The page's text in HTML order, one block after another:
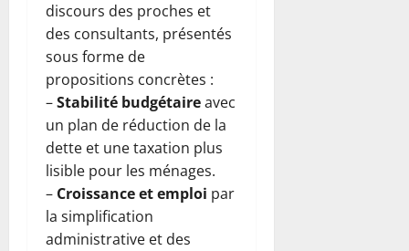
discours des proches et
des consultants, présentés
sous forme de
propositions concrètes :
–Stabilité budgétaireavec
un plan de réduction de la
dette et une taxation plus
lisible pour les ménages.
– Croissance et emploi par
la simplification
administrative et des